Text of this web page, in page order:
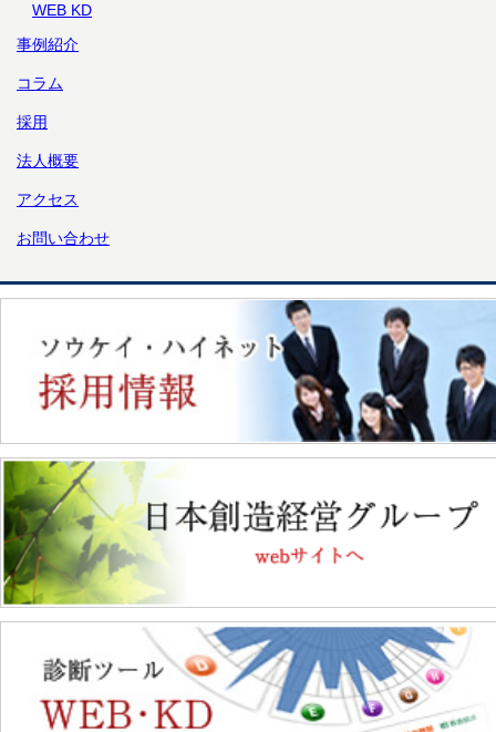
WEB KD
事例紹介
コラム
採用
法人概要
アクセス
お問い合わせ